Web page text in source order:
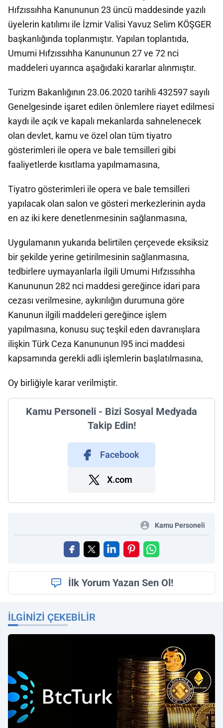
Hıfzıssıhha Kanununun 23 üncü maddesinde yazılı
üyelerin katılımı ile İzmir Valisi Yavuz Selim KÖŞGER
başkanlığında toplanmıştır. Yapılan toplantıda,
Umumi Hıfzıssıhha Kanununun 27 ve 72 nci
maddeleri uyarınca aşağıdaki kararlar alınmıştır.
Turizm Bakanlığının 23.06.2020 tarihli 432597 sayılı
Genelgesinde işaret edilen önlemlere riayet edilmesi
kaydı ile açık ve kapalı mekanlarda sahnelenecek
olan devlet, kamu ve özel olan tüm tiyatro
gösterimleri ile opera ve bale temsilleri gibi
faaliyetlerde kısıtlama yapılmamasına,
Tiyatro gösterimleri ile opera ve bale temsilleri
yapılacak olan salon ve gösteri merkezlerinin ayda
en az iki kere denetlenmesinin sağlanmasına,
Uygulamanın yukarıda belirtilen çerçevede eksiksiz
bir şekilde yerine getirilmesinin sağlanmasına,
tedbirlere uymayanlarla ilgili Umumi Hıfzıssıhha
Kanununun 282 nci maddesi gereğince idari para
cezası verilmesine, aykırılığın durumuna göre
Kanunun ilgili maddeleri gereğince işlem
yapılmasına, konusu suç teşkil eden davranışlara
ilişkin Türk Ceza Kanununun l95 inci maddesi
kapsamında gerekli adli işlemlerin başlatılmasına,
Oy birliğiyle karar verilmiştir.
Kamu Personeli - Bizi Sosyal Medyada
Takip Edin!
Facebook
X.com
Kamu Personeli
İlk Yorum Yazan Sen Ol!
İLGINIZI ÇEKEBILIR